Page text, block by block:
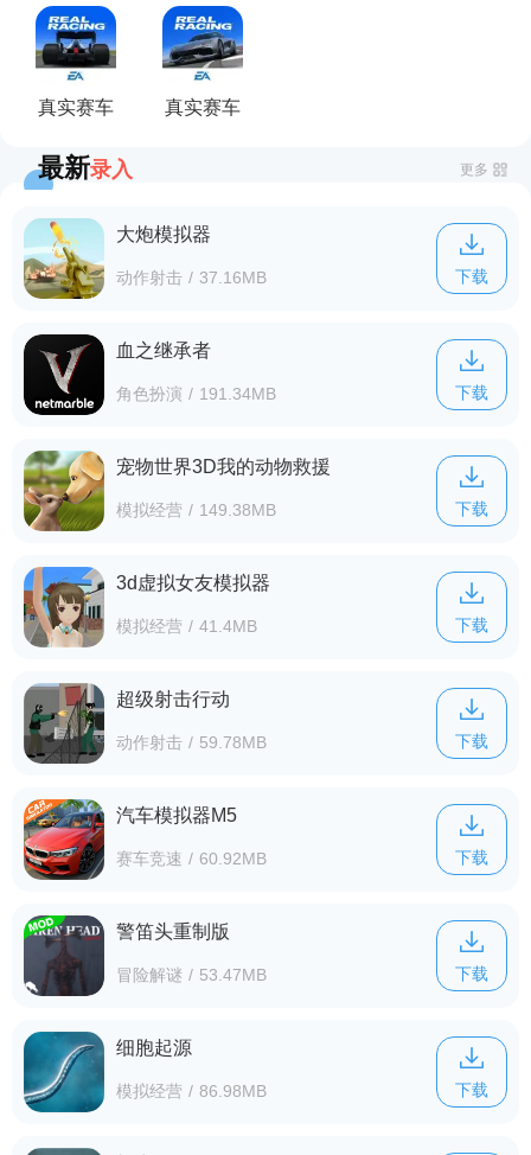
3北美服
(Real
Racing
3)
3(最新版)
真实赛车
下载)
真实赛车
更多
最新录入
大炮模拟器
动作射击 / 37.16MB 下载
血之继承者
角色扮演 / 191.34MB 下载
宠物世界3D我的动物救援
模拟经营 / 149.38MB 下载
3d虚拟女友模拟器
模拟经营 / 41.4MB 下载
超级射击行动
动作射击 / 59.78MB 下载
汽车模拟器M5
赛车竞速 / 60.92MB 下载
警笛头重制版
冒险解谜 / 53.47MB 下载
细胞起源
模拟经营 / 86.98MB 下载